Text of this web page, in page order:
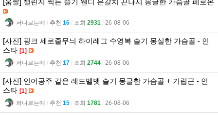
퍼나르는매 l 추천 16 l 조회 2931 l 26-08-06
[사진] 핑크 세로줄무늬 하이레그 수영복 슬기 몽실한 가슴골 - 인
스타 [1]
퍼나르는매 l 추천 17 l 조회 2744 l 26-08-06
[사진] 인어공주 같은 레드벨벳 슬기 몽글한 가슴골 + 기립근 - 인
스타 [1]
퍼나르는매 l 추천 15 l 조회 1781 l 26-08-06